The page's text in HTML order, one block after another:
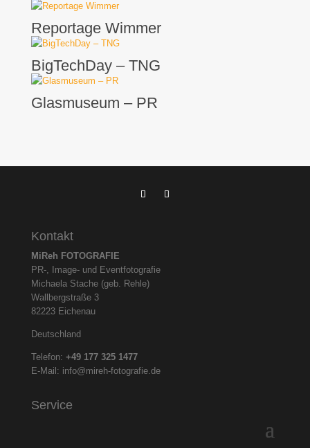
Reportage Wimmer
BigTechDay – TNG
Glasmuseum – PR
Kontakt
MiReh FOTOGRAFIE
PR-, Image- und Eventfotografie
Michaela Stache (geb. Rehle)
Wallbergstraße 3
82223 Eichenau
Deutschland
Telefon: +49 177 325 1477
E-Mail: info@mireh-fotografie.de
Service